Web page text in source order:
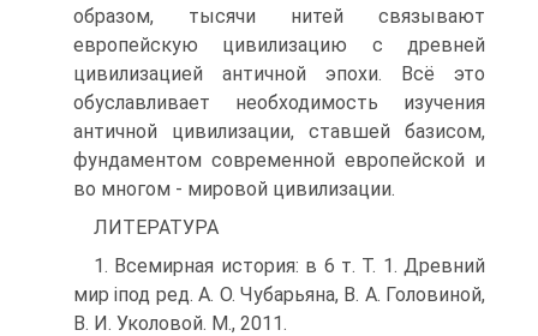
образом, тысячи нитей связывают
европейскую цивилизацию с древней
цивилизацией античной эпохи. Всё это
обуславливает необходимость изучения
античной цивилизации, ставшей базисом,
фундаментом современной европей­ской и
во многом - мировой цивилизации.
ЛИТЕРАТУРА
1. Всемирная история: в 6 т. Т. 1. Древний
мир іпод ред. А. О. Чубарьяна, В. А. Головиной,
В. И. Уколовой. М., 2011.